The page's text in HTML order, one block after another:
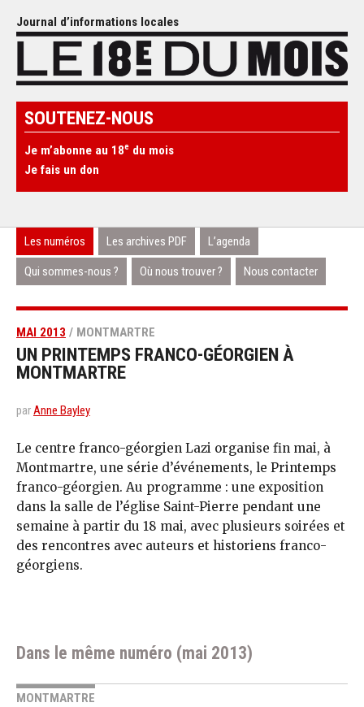
Journal d’informations locales
SOUTENEZ-NOUS
Je m’abonne au 18e du mois
Je fais un don
Les numéros Les archives PDF L’agenda
Qui sommes-nous ? Où nous trouver ? Nous contacter
MAI 2013 / MONTMARTRE
UN PRINTEMPS FRANCO-GÉORGIEN À
MONTMARTRE
parAnne Bayley
Le centre franco-géorgien Lazi organise fin mai, à
Montmartre, une série d’événements, le Printemps
franco-géorgien. Au programme : une exposition
dans la salle de l’église Saint-Pierre pendant une
semaine à partir du 18 mai, avec plusieurs soirées et
des rencontres avec auteurs et historiens franco-
géorgiens.
Dans le même numéro (mai 2013)
MONTMARTRE